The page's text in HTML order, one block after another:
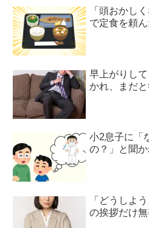
「頭おかし
で定食を頼
早上がりし
かれ、まだ
小2息子に「
の？」と聞
「どうしよ
の挨拶だけ